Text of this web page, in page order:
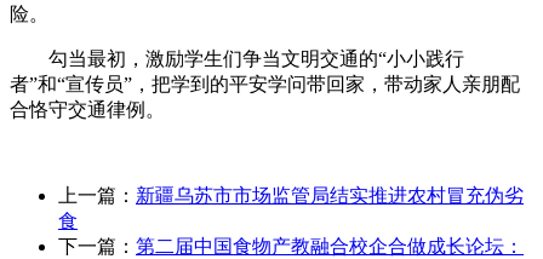
险。
勾当最初，激励学生们争当文明交通的“小小践行
者”和“宣传员”，把学到的平安学问带回家，带动家人亲朋配
合恪守交通律例。
上一篇： 新疆乌苏市市场监管局结实推进农村冒充伪劣
食
下一篇： 第二届中国食物产教融合校企合做成长论坛：